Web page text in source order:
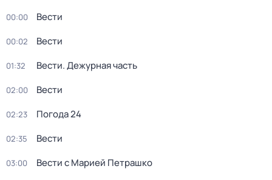
00:00 Вести
00:02 Вести
01:32 Вести. Дежурная часть
02:00 Вести
02:23 Погода 24
02:35 Вести
03:00 Вести с Марией Петрашко